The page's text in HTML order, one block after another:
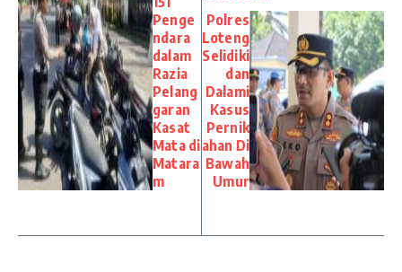
Penge
ndara
dalam
Razia
Pelang
garan
Kasat
Mata di
Matara
m
Polres
Loteng
Selidiki
dan
Dalami
Kasus
Pernik
ahan Di
Bawah
Umur